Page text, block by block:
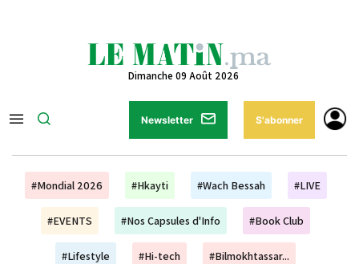
Dimanche 09 Août 2026
Newsletter S'abonner
#Mondial 2026 #Hkayti #Wach Bessah #LIVE
#EVENTS #Nos Capsules d'Info #Book Club
#Lifestyle #Hi-tech #Bilmokhtassar...